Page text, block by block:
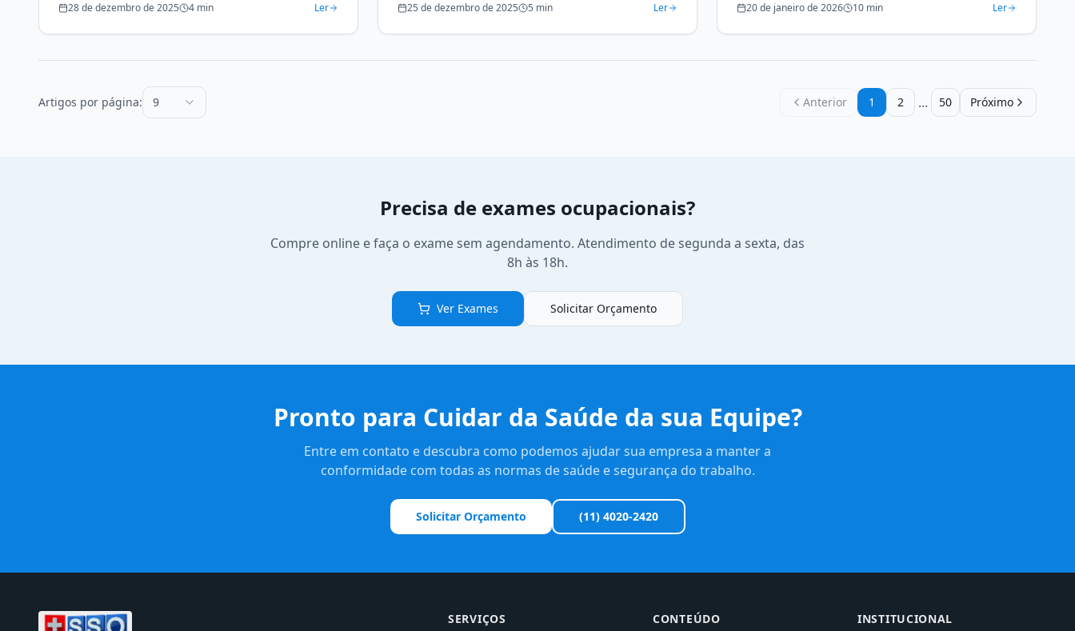
28 de dezembro de 2025 4 min Ler 25 de dezembro de 2025 5 min Ler 20 de janeiro de 2026 10 min Ler
Artigos por página: 9 Anterior 1 2 ... 50 Próximo
Precisa de exames ocupacionais?
Compre online e faça o exame sem agendamento. Atendimento de segunda a sexta, das
8h às 18h.
Ver Exames Solicitar Orçamento
Pronto para Cuidar da Saúde da sua Equipe?
Entre em contato e descubra como podemos ajudar sua empresa a manter a
conformidade com todas as normas de saúde e segurança do trabalho.
Solicitar Orçamento (11) 4020-2420
SERVIÇOS CONTEÚDO INSTITUCIONAL